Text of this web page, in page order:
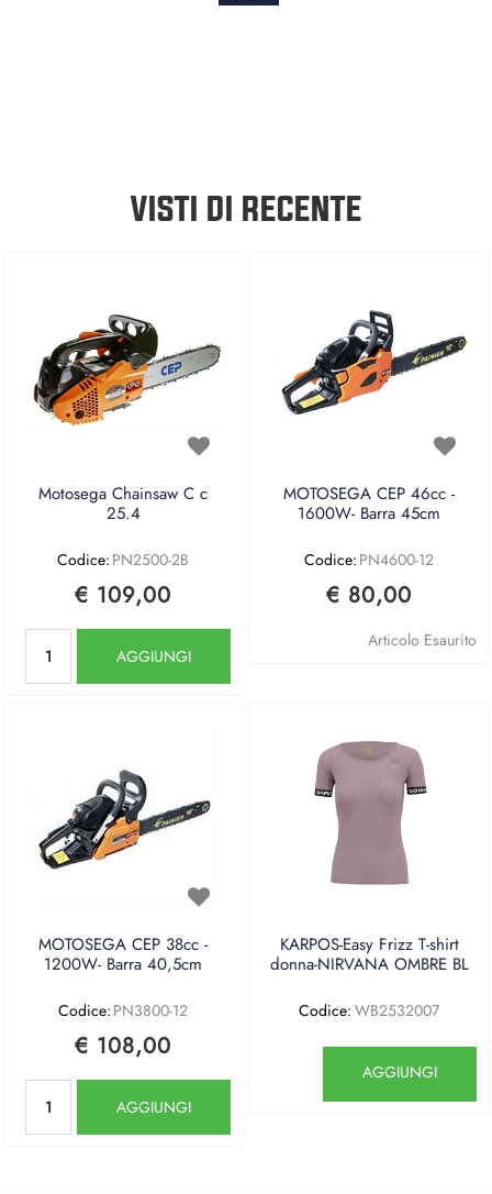
VISTI DI RECENTE
Motosega Chainsaw C c
25.4
Codice: PN2500-2B
€ 109,00
AGGIUNGI
MOTOSEGA CEP 46cc -
1600W- Barra 45cm
Codice: PN4600-12
€ 80,00
Articolo Esaurito
MOTOSEGA CEP 38cc -
1200W- Barra 40,5cm
Codice: PN3800-12
€ 108,00
AGGIUNGI
KARPOS-Easy Frizz T-shirt
donna-NIRVANA OMBRE BL
Codice: WB2532007
AGGIUNGI